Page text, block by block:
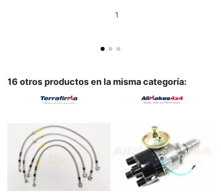
16 otros productos en la misma categoría: